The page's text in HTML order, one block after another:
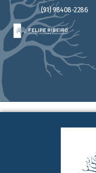
(91) 98408-2286